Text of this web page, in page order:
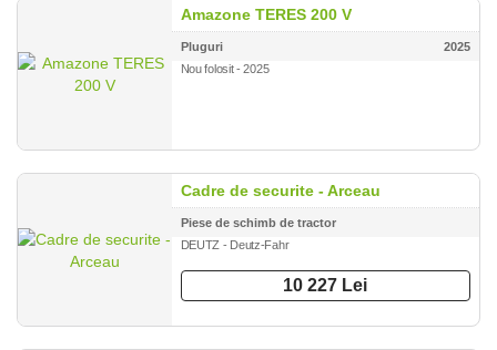
Amazone TERES 200 V
Pluguri
2025
Nou folosit - 2025
Cadre de securite - Arceau
Piese de schimb de tractor
DEUTZ - Deutz-Fahr
10 227 Lei